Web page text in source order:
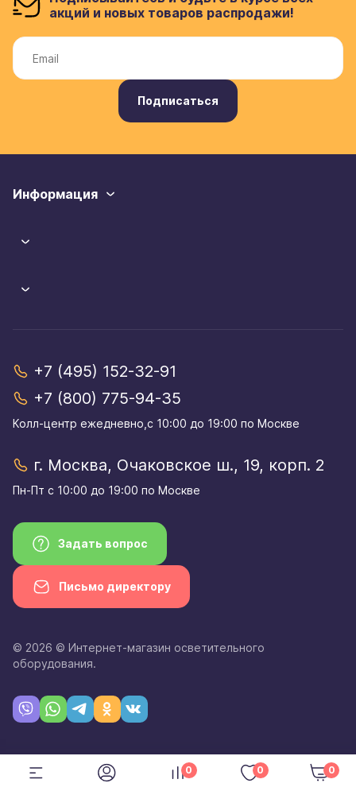
акций и новых товаров распродажи!
Подписаться
Информация
+7 (495) 152-32-91
+7 (800) 775-94-35
Колл-центр eжедневно,с 10:00 до 19:00 по Москве
г. Москва, Очаковское ш., 19, корп. 2
Пн-Пт с 10:00 до 19:00 по Москве
Задать вопрос
Письмо директору
© 2026 © Интернет-магазин осветительного
оборудования.
0
0
0